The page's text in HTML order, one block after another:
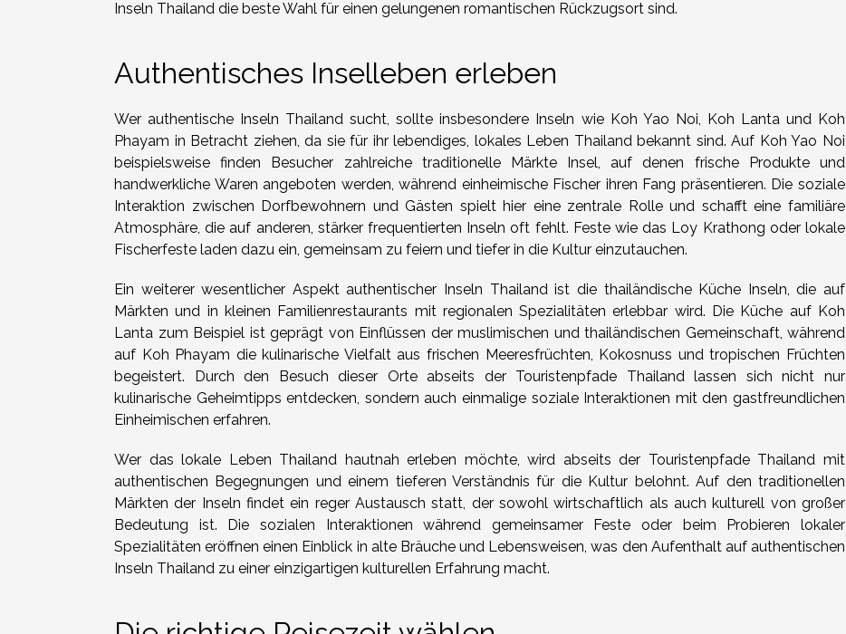
Inseln Thailand die beste Wahl für einen gelungenen romantischen Rückzugsort sind.
Authentisches Inselleben erleben
Wer authentische Inseln Thailand sucht, sollte insbesondere Inseln wie Koh Yao Noi, Koh Lanta und Koh
Phayam in Betracht ziehen, da sie für ihr lebendiges, lokales Leben Thailand bekannt sind. Auf Koh Yao Noi
beispielsweise finden Besucher zahlreiche traditionelle Märkte Insel, auf denen frische Produkte und
handwerkliche Waren angeboten werden, während einheimische Fischer ihren Fang präsentieren. Die soziale
Interaktion zwischen Dorfbewohnern und Gästen spielt hier eine zentrale Rolle und schafft eine familiäre
Atmosphäre, die auf anderen, stärker frequentierten Inseln oft fehlt. Feste wie das Loy Krathong oder lokale
Fischerfeste laden dazu ein, gemeinsam zu feiern und tiefer in die Kultur einzutauchen.
Ein weiterer wesentlicher Aspekt authentischer Inseln Thailand ist die thailändische Küche Inseln, die auf
Märkten und in kleinen Familienrestaurants mit regionalen Spezialitäten erlebbar wird. Die Küche auf Koh
Lanta zum Beispiel ist geprägt von Einflüssen der muslimischen und thailändischen Gemeinschaft, während
auf Koh Phayam die kulinarische Vielfalt aus frischen Meeresfrüchten, Kokosnuss und tropischen Früchten
begeistert. Durch den Besuch dieser Orte abseits der Touristenpfade Thailand lassen sich nicht nur
kulinarische Geheimtipps entdecken, sondern auch einmalige soziale Interaktionen mit den gastfreundlichen
Einheimischen erfahren.
Wer das lokale Leben Thailand hautnah erleben möchte, wird abseits der Touristenpfade Thailand mit
authentischen Begegnungen und einem tieferen Verständnis für die Kultur belohnt. Auf den traditionellen
Märkten der Inseln findet ein reger Austausch statt, der sowohl wirtschaftlich als auch kulturell von großer
Bedeutung ist. Die sozialen Interaktionen während gemeinsamer Feste oder beim Probieren lokaler
Spezialitäten eröffnen einen Einblick in alte Bräuche und Lebensweisen, was den Aufenthalt auf authentischen
Inseln Thailand zu einer einzigartigen kulturellen Erfahrung macht.